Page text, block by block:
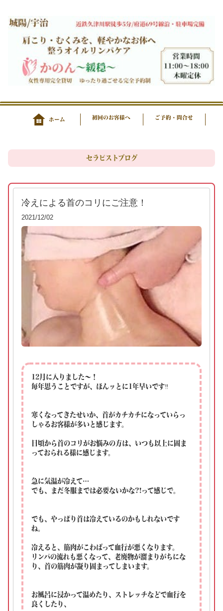
ホーム 初回のお客様へ ご予約・問合せ
セラピストブログ
冷えによる首のコリにご注意！
2021/12/02
12月に入りました～！
毎年思うことですが、ほんッとに1年早いです‼
寒くなってきたせいか、首がカチカチになっていらっ
しゃるお客様が多いと感じます。
日頃から首のコリがお悩みの方は、いつも以上に固ま
っておられる様に感じます。
急に気温が冷えて…
でも、まだ冬服までは必要ないかな?!って感じで。
でも、やっぱり首は冷えているのかもしれないです
ね。
冷えると、筋肉がこわばって血行が悪くなります。
リンパの流れも悪くなって、老廃物が溜まりがちにな
り、首の筋肉が凝り固まってしまいます。
お風呂に浸かって温めたり、ストレッチなどで血行を
良くしたり、